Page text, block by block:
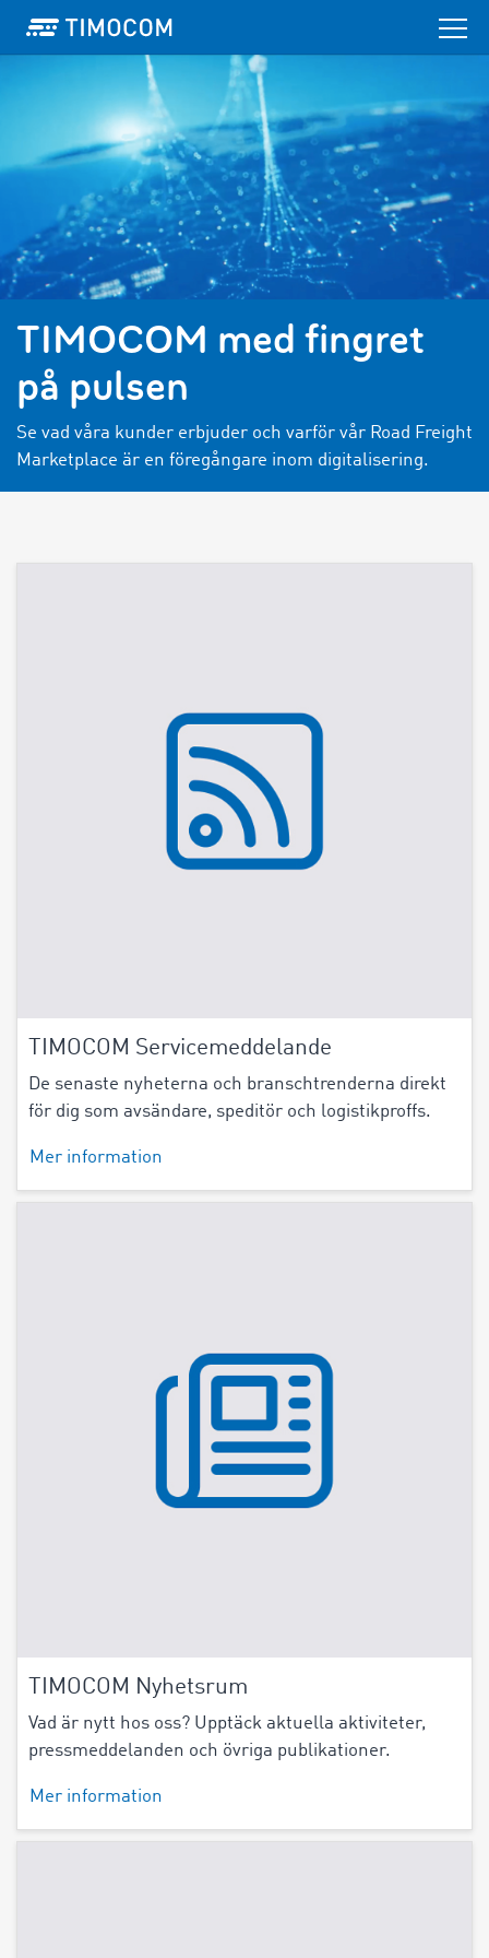
TIMOCOM med fingret
på pulsen
Se vad våra kunder erbjuder och varför vår Road Freight
Marketplace är en föregångare inom digitalisering.
TIMOCOM Servicemeddelande
De senaste nyheterna och branschtrenderna direkt
för dig som avsändare, speditör och logistikproffs.
Mer information
TIMOCOM Nyhetsrum
Vad är nytt hos oss? Upptäck aktuella aktiviteter,
pressmeddelanden och övriga publikationer.
Mer information